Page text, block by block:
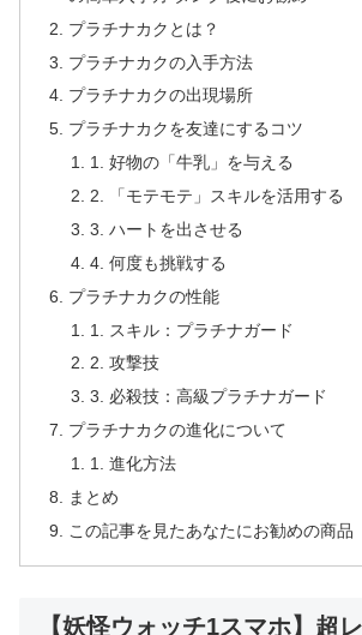
プラチナカクとは？
プラチナカクの入手方法
プラチナカクの出現場所
プラチナカクを友達にするコツ
1. 好物の「牛乳」を与える
2. 「モテモテ」スキルを活用する
3. ハートを出させる
4. 何度も挑戦する
プラチナカクの性能
1. スキル：プラチナガード
2. 攻撃技
3. 必殺技：高級プラチナガード
プラチナカクの進化について
1. 進化方法
まとめ
この記事を見たあなたにお勧めの商品
【妖怪ウォッチ1スマホ】超